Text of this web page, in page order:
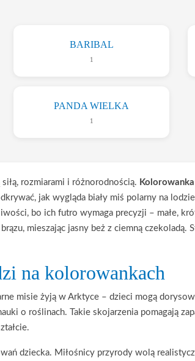
BARIBAL
1
PANDA WIELKA
1
rozmiarami i różnorodnością.
jak wygląda biały miś polarny na
bo ich futro wymaga precyzji – małe,
mieszając jasny beż z ciemną
na kolorowankach
misie żyją w Arktyce – dzieci mogą
o roślinach. Takie skojarzenia pomagają
dziecka. Miłośnicy przyrody wolą